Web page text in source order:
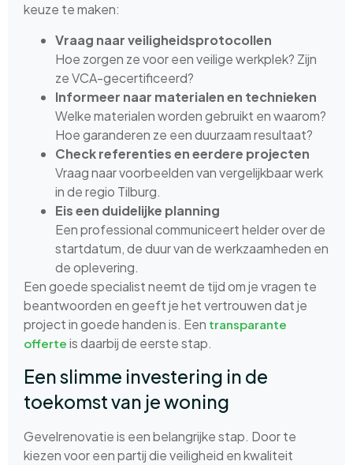
keuze te maken:
Vraag naar veiligheidsprotocollen
Hoe zorgen ze voor een veilige werkplek? Zijn
ze VCA-gecertificeerd?
Informeer naar materialen en technieken
Welke materialen worden gebruikt en waarom?
Hoe garanderen ze een duurzaam resultaat?
Check referenties en eerdere projecten
Vraag naar voorbeelden van vergelijkbaar werk
in de regio Tilburg.
Eis een duidelijke planning
Een professional communiceert helder over de
startdatum, de duur van de werkzaamheden en
de oplevering.
Een goede specialist neemt de tijd om je vragen te
beantwoorden en geeft je het vertrouwen dat je
project in goede handen is. Een transparante
offerte is daarbij de eerste stap.
Een slimme investering in de
toekomst van je woning
Gevelrenovatie is een belangrijke stap. Door te
kiezen voor een partij die veiligheid en kwaliteit